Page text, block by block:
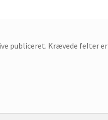
publiceret. Krævede felter er